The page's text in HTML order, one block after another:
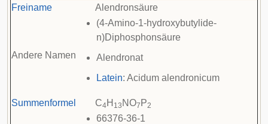
Freiname
Alendronsäure
Andere Namen
(4-Amino-1-hydroxybutylide-
n)Diphosphonsäure
Alendronat
Latein: Acidum alendronicum
Summenformel C4H 13 NO7 P2
66376-36-1